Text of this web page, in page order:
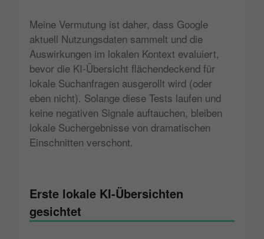
Meine Vermutung ist daher, dass Google
aktuell Nutzungsdaten sammelt und die
Auswirkungen im lokalen Kontext evaluiert,
bevor die KI-Übersicht flächendeckend für
lokale Suchanfragen ausgerollt wird (oder
eben nicht). Solange diese Tests laufen und
keine negativen Signale auftauchen, bleiben
lokale Suchergebnisse von dramatischen
Einschnitten verschont.
Erste lokale KI-Übersichten
gesichtet